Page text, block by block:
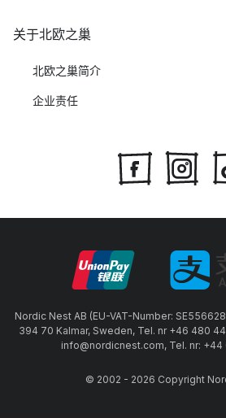
关于北欧之巢
北欧之巢简介
企业责任
Nordic Nest AB (EU-VAT-Number:
394 70 Kalmar, Sweden, Tel. nr +46 480
info@nordicnest.com, Tel. nr: +44
© 2002 - 2026 Copyright